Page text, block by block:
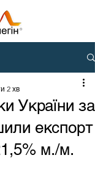
України за
експорт
м./м.
2 хв